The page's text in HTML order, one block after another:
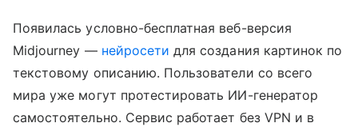
Появилась условно-бесплатная веб-версия
Midjourney — нейросети для создания картинок по
текстовому описанию. Пользователи со всего
мира уже могут протестировать ИИ-генератор
самостоятельно. Сервис работает без VPN и в